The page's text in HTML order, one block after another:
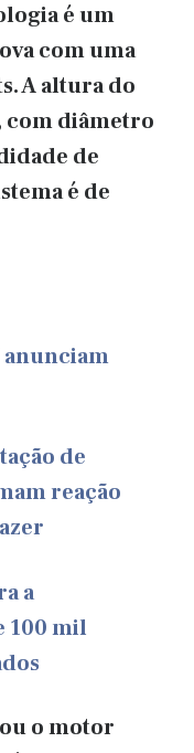
é um
com uma
A altura do
com diâmetro
de
é de
anunciam
de
reação
a
100 mil
o motor